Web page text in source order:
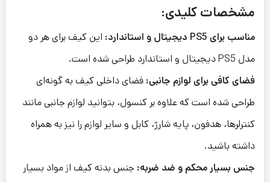
مشخصات کلیدی:
مناسب برای PS5 دیجیتال و استاندارد:
این کیف برای هر دو
مدل PS5 دیجیتال و استاندارد طراحی شده است.
فضای کافی برای لوازم جانبی: فضای داخلی کیف به گونه‌ای
طراحی شده است که علاوه بر کنسول، بتوانید لوازم جانبی مانند
کنترلرها، هدفون، پایه شارژ، کابل و سایر لوازم را نیز به همراه
داشته باشید.
جنس بسیار محکم و ضد ضربه: جنس بدنه کیف از مواد بسیار